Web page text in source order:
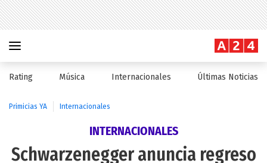
Rating Música Internacionales Últimas Noticias
Primicias YA Internacionales
INTERNACIONALES
Schwarzenegger anuncia regreso